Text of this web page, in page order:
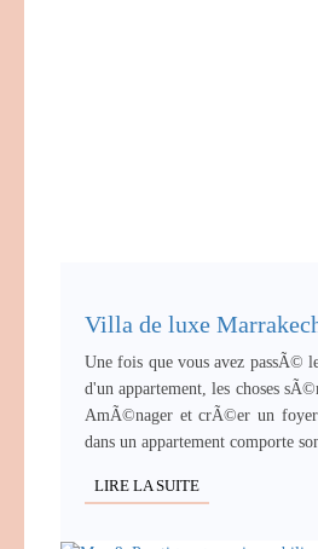
Villa de luxe
Une fois que vous avez passÃ©
d'un appartement, les choses
AmÃ©nager et crÃ©er un
dans un appartement comporte
LIRE LA SUITE